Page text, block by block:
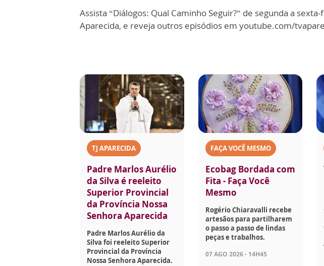
Assista “Diálogos: Qual Caminho Seguir?” de segunda a
Aparecida, e reveja outros episódios em youtube.com/
TJ APARECIDA
Padre Marlos Aurélio
da Silva é reeleito
Superior Provincial
da Província Nossa
Senhora Aparecida
Padre Marlos Aurélio da
Silva foi reeleito Superior
Provincial da Província
Nossa Senhora Aparecida.
FAÇA VOCÊ MESMO
Ecobag Bordada com
Fita - Faça Você
Mesmo
Rogério Chiaravalli recebe
artesãos para partilharem
o passo a passo de lindas
peças e trabalhos.
07 AGO 2026 - 14H45